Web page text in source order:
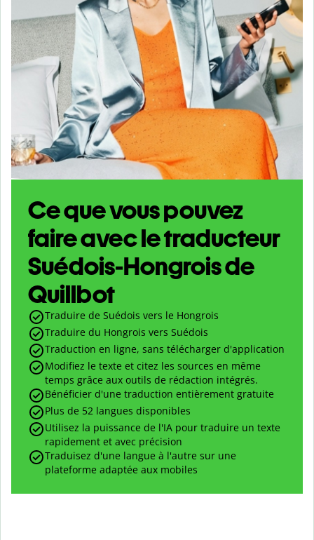
Ce que vous pouvez
faire avec le traducteur
Suédois-Hongrois de
Quillbot
Traduire de Suédois vers le Hongrois
Traduire du Hongrois vers Suédois
Traduction en ligne, sans télécharger d'application
Modifiez le texte et citez les sources en même
temps grâce aux outils de rédaction intégrés.
Bénéficier d'une traduction entièrement gratuite
Plus de 52 langues disponibles
Utilisez la puissance de l'IA pour traduire un texte
rapidement et avec précision
Traduisez d'une langue à l'autre sur une
plateforme adaptée aux mobiles